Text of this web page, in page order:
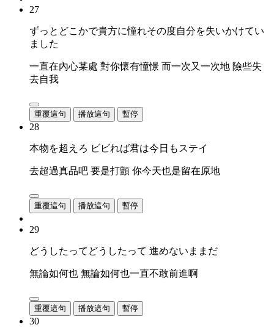
27
ずっとどこかで貴方に憧れその度自分を失いかけてい
ました
一直在內心某處 對你懷有憧憬 而一次又一次地 險些失
去自我
重覆這句 播放這句 暫停
28
本物を超えろ ビビれば君は今日もステイ
去超過真品吧 要是打顫 你今天也是留在原地
重覆這句 播放這句 暫停
29
どうしたってどうしたって 進めないままだ
無論如何也 無論如何也一直不敢前進啊
重覆這句 播放這句 暫停
30